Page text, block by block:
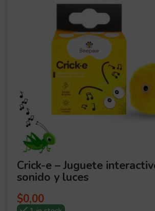
Crick-e – Juguete
sonido y luces
$0,00